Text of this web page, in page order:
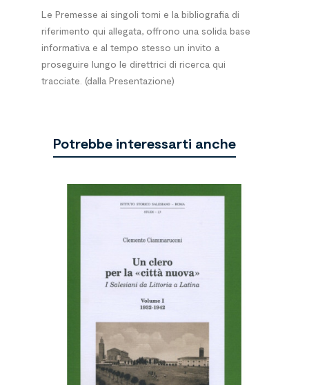
Le Premesse ai singoli tomi e la bibliografia di
riferimento qui allegata, offrono una solida base
informativa e al tempo stesso un invito a
proseguire lungo le direttrici di ricerca qui
tracciate. (dalla Presentazione)
Potrebbe interessarti anche